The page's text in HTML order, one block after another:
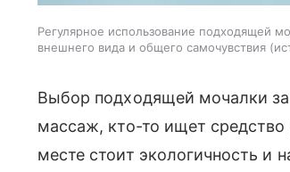
Регулярное использование подходящей
внешнего вида и общего самочувствия
Выбор подходящей мочалки
массаж, кто-то ищет средство
месте стоит экологичность и